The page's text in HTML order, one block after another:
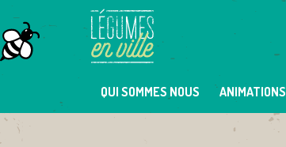
to
content
QUI SOMMES NOUS ANIMATIONS